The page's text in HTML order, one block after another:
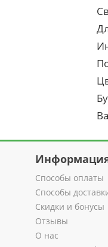
Способы оплаты
Способы
Скидки и бонусы
Отзывы
О нас